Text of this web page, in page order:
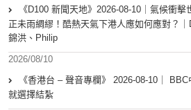
《D100 新聞天地》2026-08-10｜氣候衝
正未雨綢繆！酷熱天氣下港人應如何應對？
錦洪、Philip
2026/08/10
《香港台 – 聲音專欄》 2026-08-10｜
就選擇結紮